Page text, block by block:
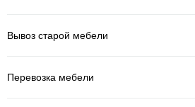
Вывоз старой мебели
Перевозка мебели